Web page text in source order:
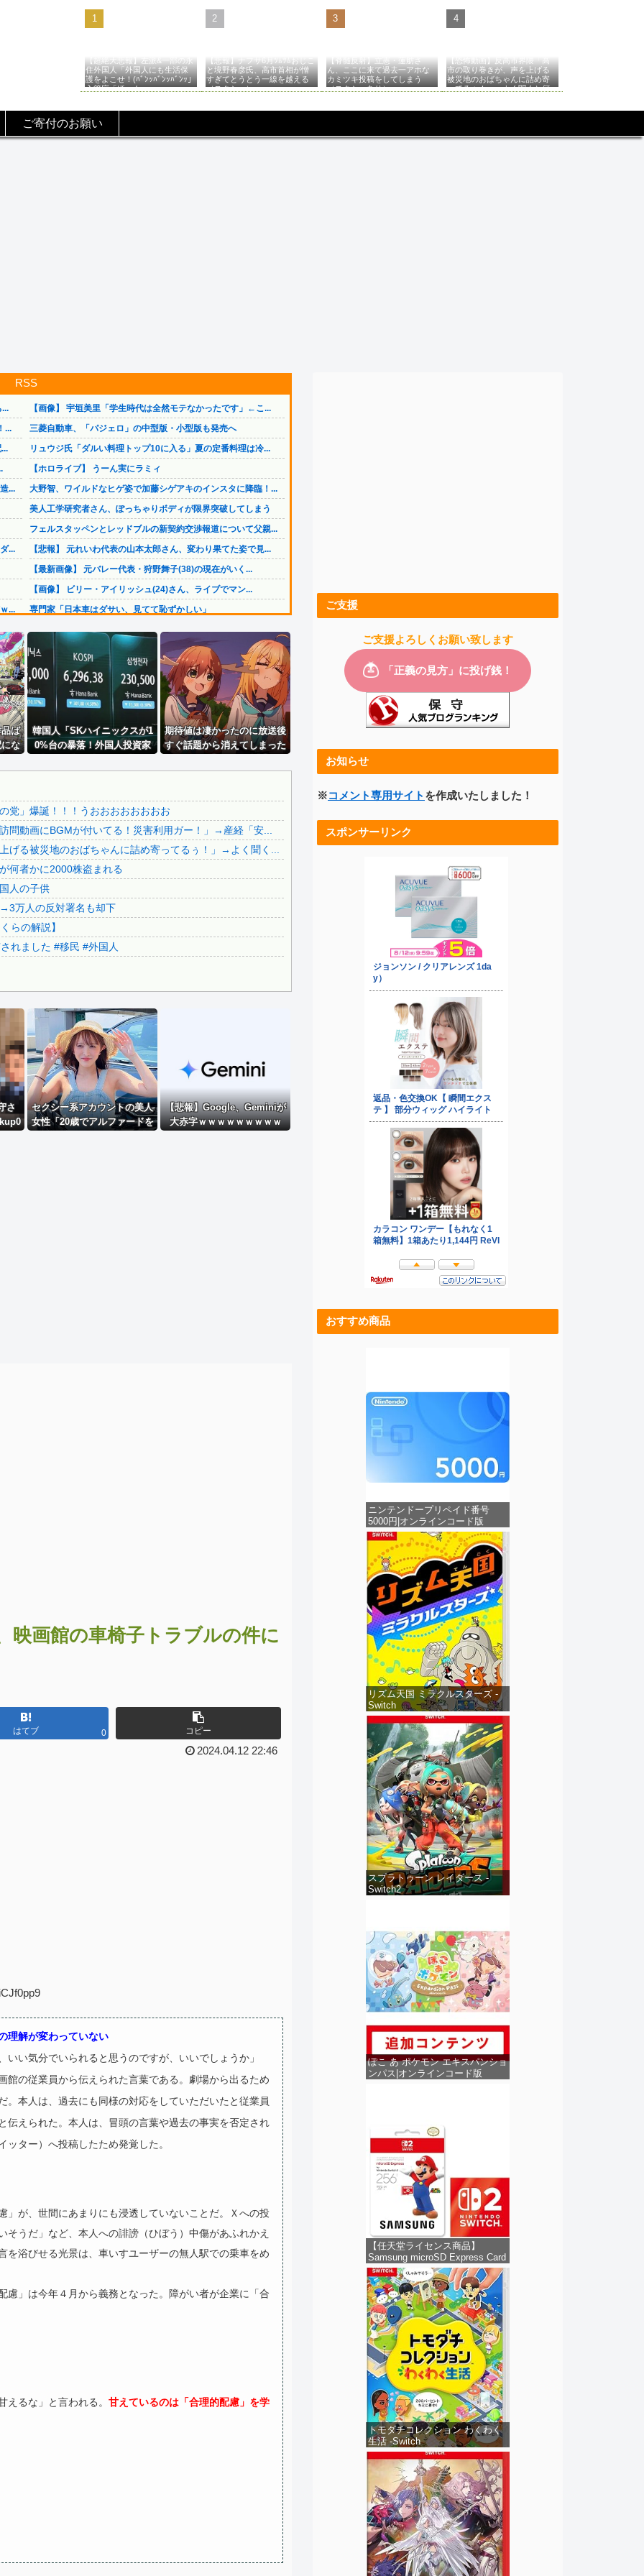
【超絶大悲報】左派&一部の永
住外国人「外国人にも生活保
護をよこせ！(ﾊﾞﾝｯﾊﾞﾝｯﾊﾞﾝｯ」
入管庁「ほーん…」→
【悲報】ナフサ6月ﾂﾑﾂﾑおじこ
と境野春彦氏、高市首相が憎
すぎてとうとう一線を越える
（スクショ）
【脊髄反射】立憲・蓮舫さ
ん、ここに来て過去一アホな
カミツキ投稿をしてしまう
（スクショあり）
【恐怖動画】反高市界隈「高
市の取り巻きが、声を上げる
被災地のおばちゃんに詰め寄
ってるぅ！」→よく聞くと何
ご寄付のお願い
RSS
...
...
...
...
...
...
...
...
...
【画像】 宇垣美里「学生時代は全然モテなかったです」←こ...
三菱自動車、「パジェロ」の中型版・小型版も発売へ
リュウジ氏「ダルい料理トップ10に入る」夏の定番料理は冷...
【ホロライブ】 うーん実にラミィ
大野智、ワイルドなヒゲ姿で加藤シゲアキのインスタに降臨！...
美人工学研究者さん、ぽっちゃりボディが限界突破してしまう
フェルスタッペンとレッドブルの新契約交渉報道について父親...
【悲報】 元れいわ代表の山本太郎さん、変わり果てた姿で見...
【最新画像】 元バレー代表・狩野舞子(38)の現在がいく...
【画像】 ビリー・アイリッシュ(24)さん、ライブでマン...
専門家「日本車はダサい、見てて恥ずかしい」
【悲報】 ディズニーのおいなり巻（600円）、卑猥すぎて...
【ネタバレ】 ワンピース、ルフィ絶体絶命の超展開ｗｗｗｗ...
【超絶朗報】「れいわ新選組」改め、新党「いのちの党」爆誕...
【画像】 福岡、こんなのが普通に走ってるｗｗｗｗｗｗｗｗ...
（ ´_ゝ`）中道幹事長、食料品消費税2年間1%の閣議決...
【凄い】 LINE上司「休日で悪いけど会社来て！」ワイ「...
【知ってた速報】サヨク界隈「首相官邸の高市熊本訪問動画に...
【恐怖動画】反高市界隈「高市の取り巻きが、声を上げる被災...
【移民政策反対】イオンの売り場で唐揚げを食う中国人の子供
【炎上】藤沢市「モスク建設と土葬も許可します」→3万人の...
91歳女性の遺体を遺棄したベトナム国籍の男が逮捕されまし...
日本旅行キャンセルすべきか…1万年ぶり史上最大級の火山の...
無気力な韓国代表、オーストリアにも0-1で敗北…3月のA...
3.1節がある月なのに…3月のカレンダーに日本の富士山・...
韓国代表、コートジボワールに0対4で完敗＝韓国の反応
Powered by livedoor 相互RSS
ば
な
韓国人「SKハイニックスが1
0%台の暴落！外国人投資家
スピが4%を超える大幅な下
期待値は凄かったのに放送後
すぐ話題から消えてしまった
党」爆誕！！！うおおおおおおおお
問動画にBGMが付いてる！災害利用ガー！」→産経「安...
げる被災地のおばちゃんに詰め寄ってるぅ！」→よく聞く...
何者かに2000株盗まれる
人の子供
万人の反対署名も却下
らの解説】
れました #移民 #外国人
さ
セクシー系アカウントの美人
女性「20歳でアルファードを
【悲報】Google、Geminiが
大赤字ｗｗｗｗｗｗｗｗｗ
映画館の車椅子トラブルの件に
はてブ 0 コピー
2024.04.12 22:46
理解が変わっていない
い気分でいられると思うのですが、いいでしょうか」
館の従業員から伝えられた言葉である。劇場から出るため
本人は、過去にも同様の対応をしていただいたと従業員
伝えられた。本人は、冒頭の言葉や過去の事実を否定され
ター）へ投稿したため発覚した。
」が、世間にあまりにも浸透していないことだ。Ｘへの投
うだ」など、本人への誹謗（ひぼう）中傷があふれかえ
を浴びせる光景は、車いすユーザーの無人駅での乗車をめ
慮」は今年４月から義務となった。障がい者が企業に「合
るな」と言われる。 甘えているのは「合理的配慮」を学
ご支援
ご支援よろしくお願い致します
お知らせ
※コメント専用サイト を作成いたしました！
スポンサーリンク
おすすめ商品
ニンテンドープリペイド番号
5000円|オンラインコード版
リズム天国 ミラクルスターズ -
Switch
スプラトゥーン レイダース -
Switch2
ぽこ あ ポケモン エキスパンショ
ンパス|オンラインコード版
【任天堂ライセンス商品】
Samsung microSD Express Card
256GB for Nintendo Switch 2(サ
ムスン マイクロSDエクスプレス
カード 256GB) 【Amazon.co.jp
限定特典】Nintendo S
トモダチコレクション わくわく
生活 -Switch